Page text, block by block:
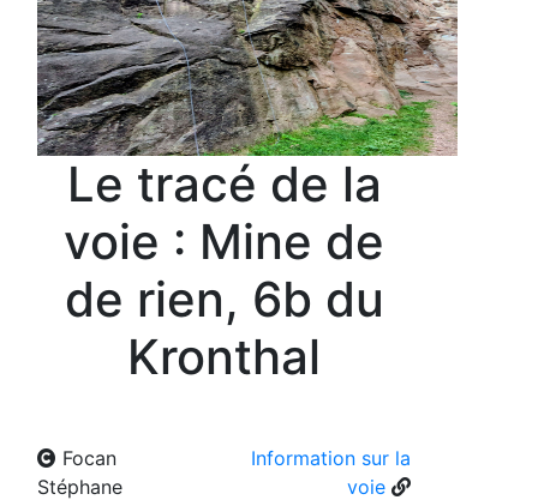
Le tracé de la
voie : Mine de
de rien, 6b du
Kronthal
Focan
Stéphane
Information sur la
voie